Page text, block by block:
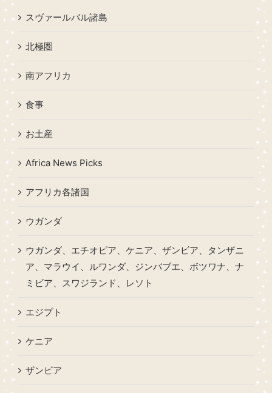
スヴァールバル諸島
北極圏
南アフリカ
食事
お土産
Africa News Picks
アフリカ各諸国
ウガンダ
ウガンダ、エチオピア、ケニア、ザンビア、タンザニ
ア、マラウイ、ルワンダ、ジンバブエ、ボツワナ、ナ
ミビア、スワジランド、レソト
エジプト
ケニア
ザンビア